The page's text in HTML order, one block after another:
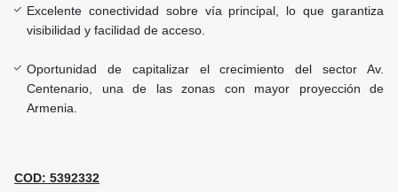
Excelente conectividad sobre vía principal, lo que garantiza
visibilidad y facilidad de acceso.
Oportunidad de capitalizar el crecimiento del sector Av.
Centenario, una de las zonas con mayor proyección de
Armenia.
COD: 5392332